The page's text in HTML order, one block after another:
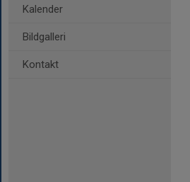
Kalender
Bildgalleri
Kontakt